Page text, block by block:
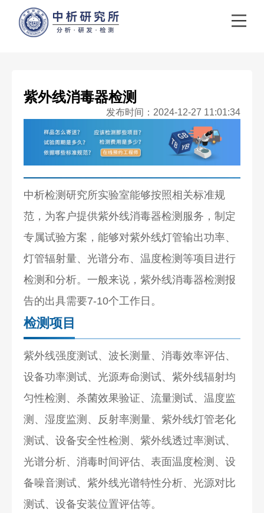
紫外线消毒器检测
发布时间：2024-12-27 11:01:34
中析检测研究所实验室能够按照相关标准规
范，为客户提供紫外线消毒器检测服务，制定
专属试验方案，能够对紫外线灯管输出功率、
灯管辐射量、光谱分布、温度检测等项目进行
检测和分析。一般来说，紫外线消毒器检测报
告的出具需要7-10个工作日。
检测项目
紫外线强度测试、波长测量、消毒效率评估、
设备功率测试、光源寿命测试、紫外线辐射均
匀性检测、杀菌效果验证、流量测试、温度监
测、湿度监测、反射率测量、紫外线灯管老化
测试、设备安全性检测、紫外线透过率测试、
光谱分析、消毒时间评估、表面温度检测、设
备噪音测试、紫外线光谱特性分析、光源对比
测试、设备安装位置评估等。